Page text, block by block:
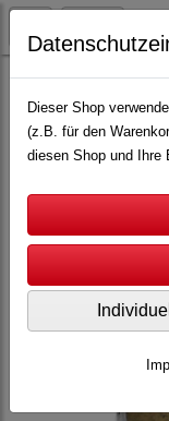
Carrera Servo
Dieser Shop
(z.B. für den
diesen Shop und Ihre